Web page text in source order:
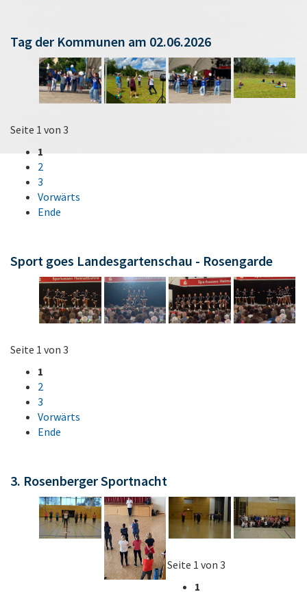
Tag der Kommunen am 02.06.2026
Seite 1 von 3
1
2
3
Vorwärts
Ende
Sport goes Landesgartenschau - Rosengarde
Seite 1 von 3
1
2
3
Vorwärts
Ende
3. Rosenberger Sportnacht
Seite 1 von 3
1